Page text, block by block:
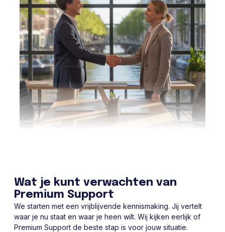
Wat je kunt verwachten van
Premium Support
We starten met een vrijblijvende kennismaking. Jij vertelt
waar je nu staat en waar je heen wilt. Wij kijken eerlijk of
Premium Support de beste stap is voor jouw situatie.